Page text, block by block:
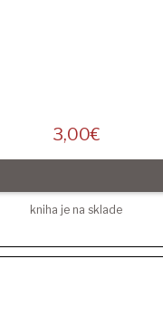
3,00€
kniha je na sklade